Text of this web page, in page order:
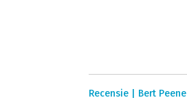
Recensie | Bert Peene